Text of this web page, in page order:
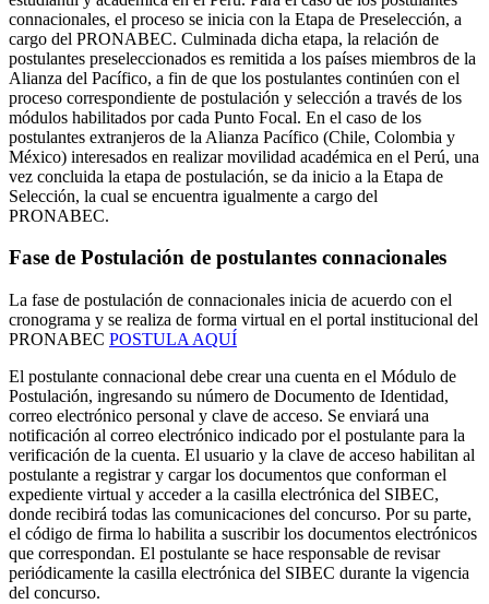
connacionales, el proceso se inicia con la Etapa de Preselección, a
cargo del PRONABEC. Culminada dicha etapa, la relación de
postulantes preseleccionados es remitida a los países miembros de la
Alianza del Pacífico, a fin de que los postulantes continúen con el
proceso correspondiente de postulación y selección a través de los
módulos habilitados por cada Punto Focal. En el caso de los
postulantes extranjeros de la Alianza Pacífico (Chile, Colombia y
México) interesados en realizar movilidad académica en el Perú, una
vez concluida la etapa de postulación, se da inicio a la Etapa de
Selección, la cual se encuentra igualmente a cargo del
PRONABEC.
Fase de Postulación de postulantes connacionales
La fase de postulación de connacionales inicia de acuerdo con el
cronograma y se realiza de forma virtual en el portal institucional del
PRONABEC POSTULA AQUÍ
El postulante connacional debe crear una cuenta en el Módulo de
Postulación, ingresando su número de Documento de Identidad,
correo electrónico personal y clave de acceso. Se enviará una
notificación al correo electrónico indicado por el postulante para la
verificación de la cuenta. El usuario y la clave de acceso habilitan al
postulante a registrar y cargar los documentos que conforman el
expediente virtual y acceder a la casilla electrónica del SIBEC,
donde recibirá todas las comunicaciones del concurso. Por su parte,
el código de firma lo habilita a suscribir los documentos electrónicos
que correspondan. El postulante se hace responsable de revisar
periódicamente la casilla electrónica del SIBEC durante la vigencia
del concurso.